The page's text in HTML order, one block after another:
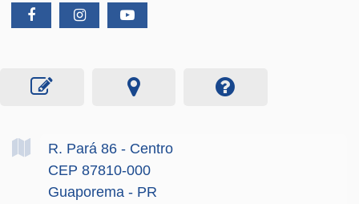
R. Pará 86 - Centro
CEP 87810-000
Guaporema - PR